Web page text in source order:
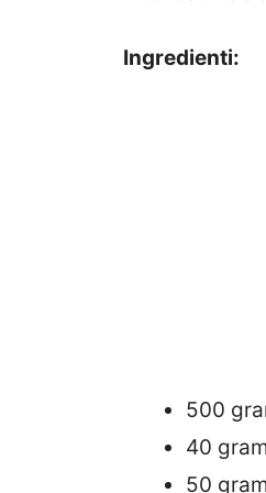
Ingredienti:
500
40
50